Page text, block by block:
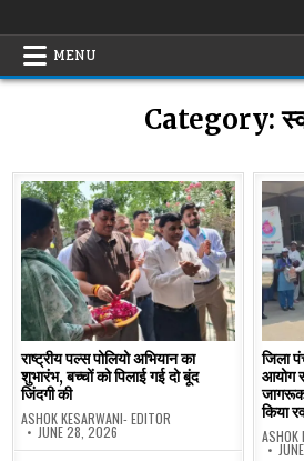
MENU
Category:
राष्ट्रीय पल्स पोलियो अभियान का
शुभारंभ, बच्चों को पिलाई गई दो बूंद
जिंदगी की
ASHOK KESARWANI- EDITOR
JUNE 28, 2026
जिला
आयोग
किया
ASHOK